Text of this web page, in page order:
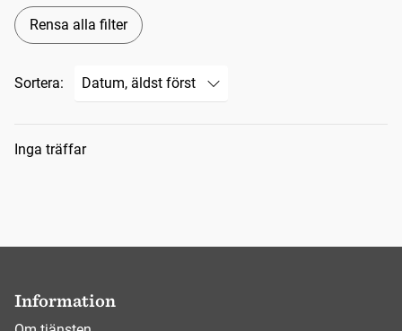
Rensa alla filter
Sortera:
Sökresultat
Inga träffar
Information